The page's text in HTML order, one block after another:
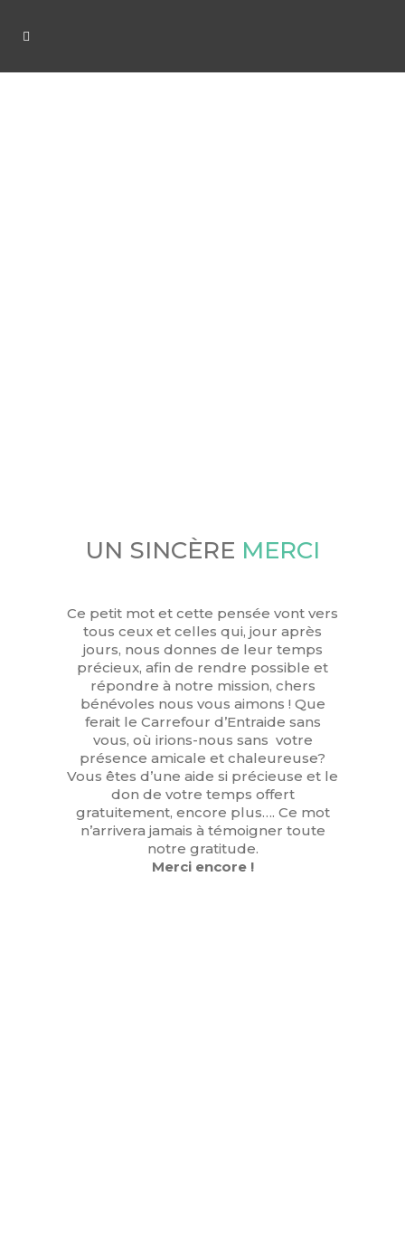
UN SINCÈRE MERCI
Ce petit mot et cette pensée vont vers
tous ceux et celles qui, jour après
jours, nous donnes de leur temps
précieux, afin de rendre possible et
répondre à notre mission, chers
bénévoles nous vous aimons ! Que
ferait le Carrefour d’Entraide sans
vous, où irions-nous sans votre
présence amicale et chaleureuse?
Vous êtes d’une aide si précieuse et le
don de votre temps offert
gratuitement, encore plus…. Ce mot
n’arrivera jamais à témoigner toute
notre gratitude.
Merci encore !